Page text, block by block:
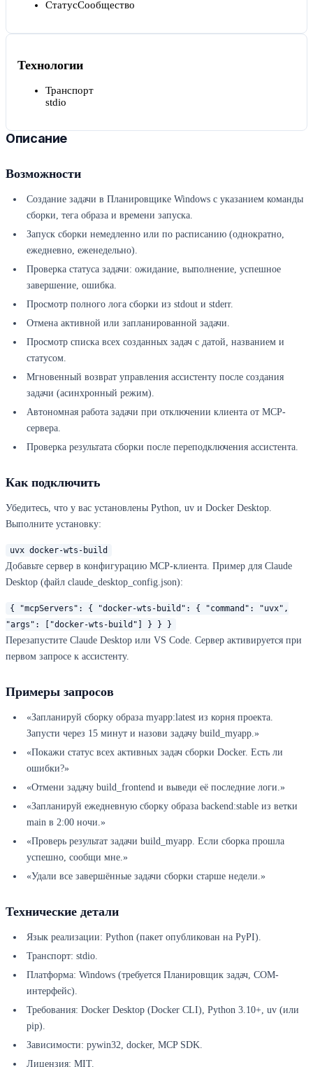
СтатусСообщество
Технологии
Транспорт
stdio
Описание
Возможности
Создание задачи в Планировщике Windows с указанием команды
сборки, тега образа и времени запуска.
Запуск сборки немедленно или по расписанию (однократно,
ежедневно, еженедельно).
Проверка статуса задачи: ожидание, выполнение, успешное
завершение, ошибка.
Просмотр полного лога сборки из stdout и stderr.
Отмена активной или запланированной задачи.
Просмотр списка всех созданных задач с датой, названием и
статусом.
Мгновенный возврат управления ассистенту после создания
задачи (асинхронный режим).
Автономная работа задачи при отключении клиента от MCP-
сервера.
Проверка результата сборки после переподключения ассистента.
Как подключить
Убедитесь, что у вас установлены Python, uv и Docker Desktop.
Выполните установку:
uvx docker-wts-build
Добавьте сервер в конфигурацию MCP-клиента. Пример для Claude
Desktop (файл claude_desktop_config.json):
{ "mcpServers": { "docker-wts-build": { "command": "uvx",
"args": ["docker-wts-build"] } } }
Перезапустите Claude Desktop или VS Code. Сервер активируется при
первом запросе к ассистенту.
Примеры запросов
«Запланируй сборку образа myapp:latest из корня проекта.
Запусти через 15 минут и назови задачу build_myapp.»
«Покажи статус всех активных задач сборки Docker. Есть ли
ошибки?»
«Отмени задачу build_frontend и выведи её последние логи.»
«Запланируй ежедневную сборку образа backend:stable из ветки
main в 2:00 ночи.»
«Проверь результат задачи build_myapp. Если сборка прошла
успешно, сообщи мне.»
«Удали все завершённые задачи сборки старше недели.»
Технические детали
Язык реализации: Python (пакет опубликован на PyPI).
Транспорт: stdio.
Платформа: Windows (требуется Планировщик задач, COM-
интерфейс).
Требования: Docker Desktop (Docker CLI), Python 3.10+, uv (или
pip).
Зависимости: pywin32, docker, MCP SDK.
Лицензия: MIT.